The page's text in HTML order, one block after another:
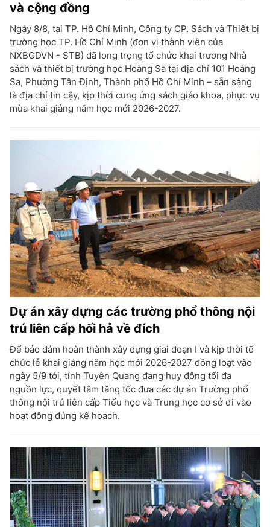
và cộng đồng
Ngày 8/8, tại TP. Hồ Chí Minh, Công ty CP. Sách và Thiết bị
trường học TP. Hồ Chí Minh (đơn vị thành viên của
NXBGDVN - STB) đã long trọng tổ chức khai trương Nhà
sách và thiết bị trường học Hoàng Sa tại địa chỉ 101 Hoàng
Sa, Phường Tân Định, Thành phố Hồ Chí Minh – sẵn sàng
là địa chỉ tin cậy, kịp thời cung ứng sách giáo khoa, phục vụ
mùa khai giảng năm học mới 2026-2027.
Dự án xây dựng các trường phổ thông nội
trú liên cấp hối hả về đích
Để bảo đảm hoàn thành xây dựng giai đoạn I và kịp thời tổ
chức lễ khai giảng năm học mới 2026-2027 đồng loạt vào
ngày 5/9 tới, tỉnh Tuyên Quang đang huy động tối đa
nguồn lực, quyết tâm tăng tốc đưa các dự án Trường phổ
thông nội trú liên cấp Tiểu học và Trung học cơ sở đi vào
hoạt động đúng kế hoạch.